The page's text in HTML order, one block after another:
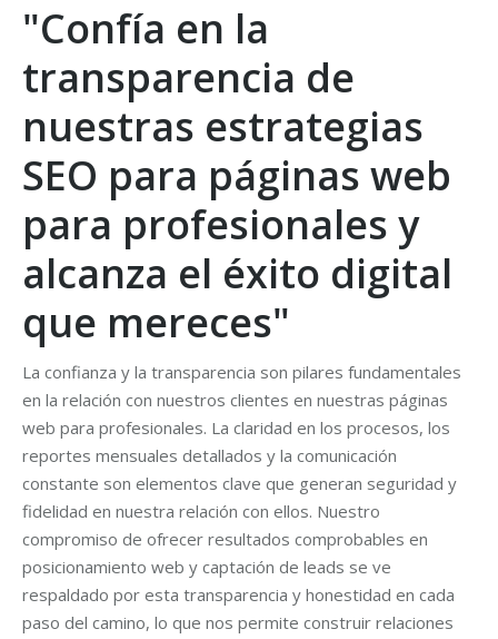
"Confía en la
transparencia de
nuestras estrategias
SEO para páginas web
para profesionales y
alcanza el éxito digital
que mereces"
La confianza y la transparencia son pilares fundamentales
en la relación con nuestros clientes en nuestras páginas
web para profesionales. La claridad en los procesos, los
reportes mensuales detallados y la comunicación
constante son elementos clave que generan seguridad y
fidelidad en nuestra relación con ellos. Nuestro
compromiso de ofrecer resultados comprobables en
posicionamiento web y captación de leads se ve
respaldado por esta transparencia y honestidad en cada
paso del camino, lo que nos permite construir relaciones